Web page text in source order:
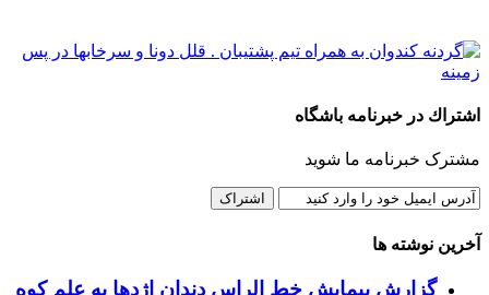
اشتراك در خبرنامه باشگاه
مشترک خبرنامه ما شوید
آخرین نوشته ها
گزارش پیمایش خط الراس دندان اژدها به علم کوه